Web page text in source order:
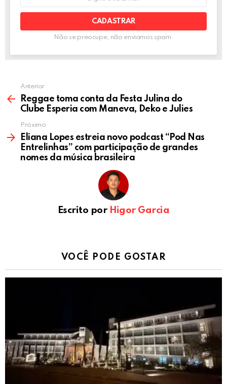
mail:
Não se preocupe, não enviamos spam.
Anterior
Reggae toma conta da Festa Julina do
Clube Esperia com Maneva, Deko e Julies
Próximo
Eliana Lopes estreia novo podcast “Pod Nas
Entrelinhas” com participação de grandes
nomes da música brasileira
Escrito por Higor Garcia
VOCÊ PODE GOSTAR